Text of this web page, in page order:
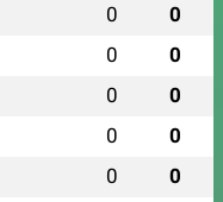
0 0
0 0
0 0
0 0
0 0